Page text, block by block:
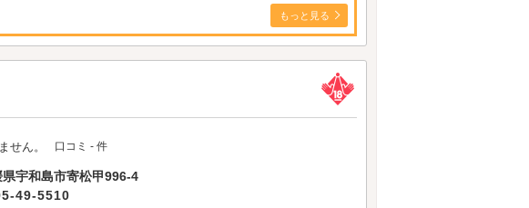
もっと見る
せん。 口コミ - 件
県宇和島市寄松甲996-4
49-5510